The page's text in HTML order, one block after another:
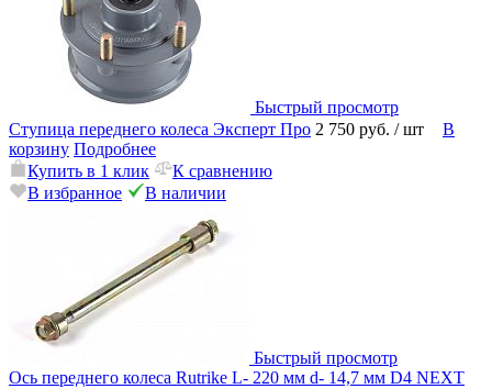
Быстрый просмотр
Ступица переднего колеса Эксперт Про 2 750 руб. / шт
В
корзину Подробнее
Купить в 1 клик
К сравнению
В избранное
В наличии
Быстрый просмотр
Ось переднего колеса Rutrike L- 220 мм d- 14,7 мм D4 NEXT